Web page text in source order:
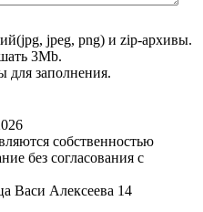
jpeg, png) и zip-архивы.
3Mb.
для заполнения.
собственностью
без согласования с
Васи Алексеева 14